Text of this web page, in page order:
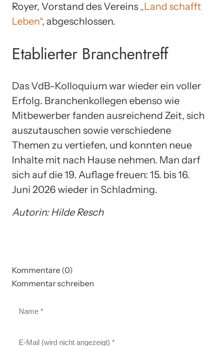
Royer, Vorstand des Vereins „Land schafft
Leben“, abgeschlossen.
Etablierter Branchentreff
Das VdB-Kolloquium war wieder ein voller
Erfolg. Branchenkollegen ebenso wie
Mitbewerber fanden ausreichend Zeit, sich
auszutauschen sowie verschiedene
Themen zu vertiefen, und konnten neue
Inhalte mit nach Hause nehmen. Man darf
sich auf die 19. Auflage freuen: 15. bis 16.
Juni 2026 wieder in Schladming.
Autorin: Hilde Resch
Kommentare (0)
Kommentar schreiben